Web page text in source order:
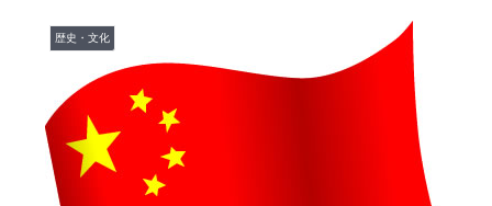
ンが去り、本体は稼ぐAIへ舵を切る【海外の反応・解
外国人「アジア杯で優勝するんだ」日本代表、W杯ポッ
ト1入りに現実味!?2030大会で出場枠「64」なら追い風
に！アメリカ人もポット1争いに熱視線！【海外の反
応】
歴史・文化